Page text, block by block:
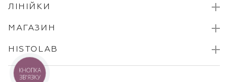
ЛІНІЙКИ
МАГАЗИН
HISTOLAB
КНОПКА
ЗВ'ЯЗКУ